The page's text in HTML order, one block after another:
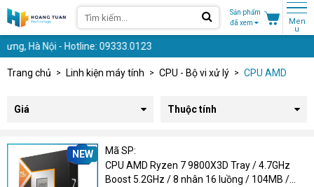
Sản phẩm
đã xem
Men
u
- Hotline: 09333.0123
Trang chủ Linh kiện máy tính CPU - Bộ vi xử lý CPU AMD
Giá Thuộc tính
NEW
Mã SP:
CPU AMD Ryzen 7 9800X3D Tray / 4.7GHz
Boost 5.2GHz / 8 nhân 16 luồng / 104MB /